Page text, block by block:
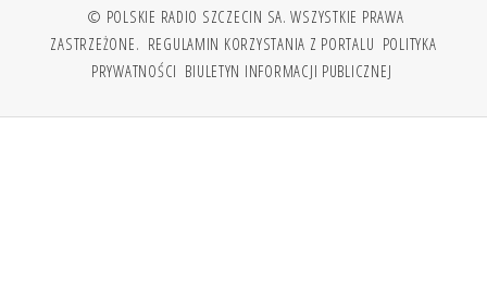
© POLSKIE RADIO SZCZECIN SA. WSZYSTKIE PRAWA
ZASTRZEŻONE. REGULAMIN KORZYSTANIA Z PORTALU POLITYKA
PRYWATNOŚCI BIULETYN INFORMACJI PUBLICZNEJ